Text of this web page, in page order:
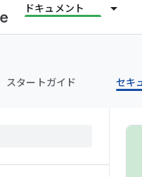
ドキュメント
スタートガイド セキ